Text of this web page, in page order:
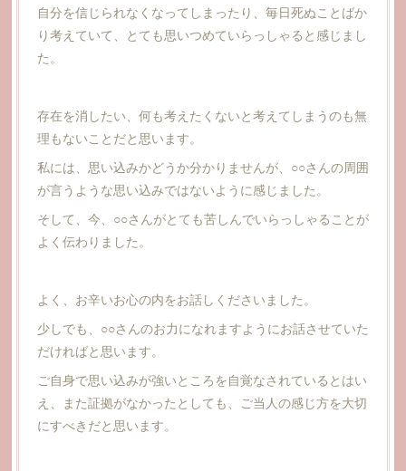
自分を信じられなくなってしまったり、毎日死ぬことばか
り考えていて、とても思いつめていらっしゃると感じまし
た。
存在を消したい、何も考えたくないと考えてしまうのも無
理もないことだと思います。
私には、思い込みかどうか分かりませんが、○○さんの周囲
が言うような思い込みではないように感じました。
そして、今、○○さんがとても苦しんでいらっしゃることが
よく伝わりました。
よく、お辛いお心の内をお話しくださいました。
少しでも、○○さんのお力になれますようにお話させていた
だければと思います。
ご自身で思い込みが強いところを自覚なされているとはい
え、また証拠がなかったとしても、ご当人の感じ方を大切
にすべきだと思います。